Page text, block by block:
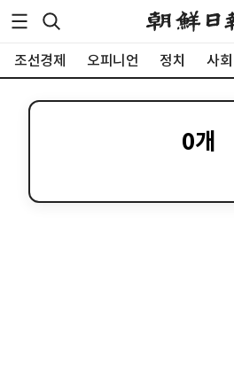
조선경제 오피니언 정치 사회
0개